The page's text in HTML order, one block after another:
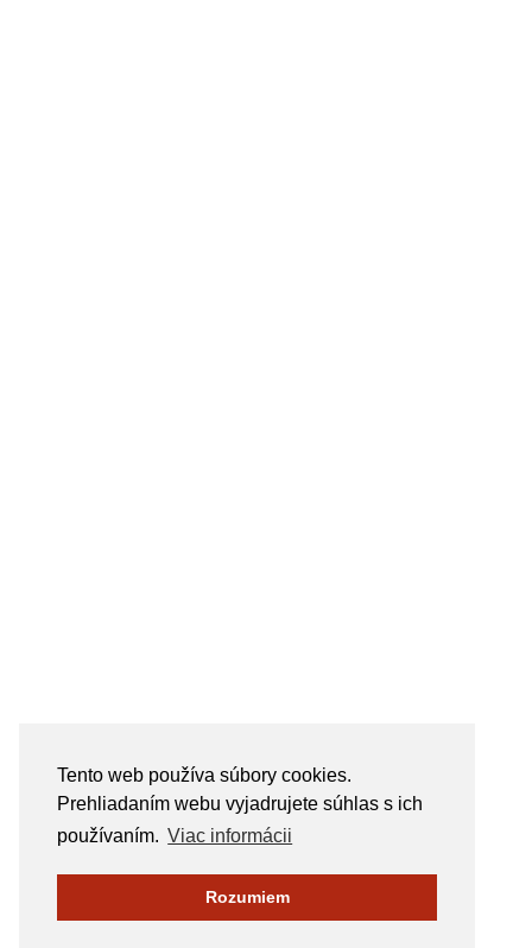
Tento web používa súbory cookies.
Prehliadaním webu vyjadrujete súhlas s ich
používaním. Viac informácii
Rozumiem